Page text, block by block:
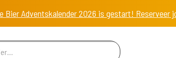
Bier Adventskalender 2026 is gestart! Reserveer